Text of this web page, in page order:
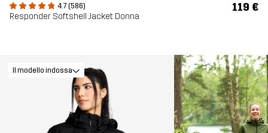
4.7 (586)
Responder Softshell Jacket Donna
119 €
Il modello indossa